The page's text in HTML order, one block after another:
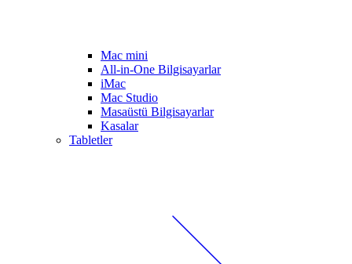
Mac mini
All-in-One Bilgisayarlar
iMac
Mac Studio
Masaüstü Bilgisayarlar
Kasalar
Tabletler